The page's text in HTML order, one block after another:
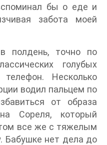
бы о еде и
забота моей
полдень, точно по
голубых
Несколько
водил пальцем по
от образа
Сореля, который
все же с тяжелым
Бабушке нет дела до